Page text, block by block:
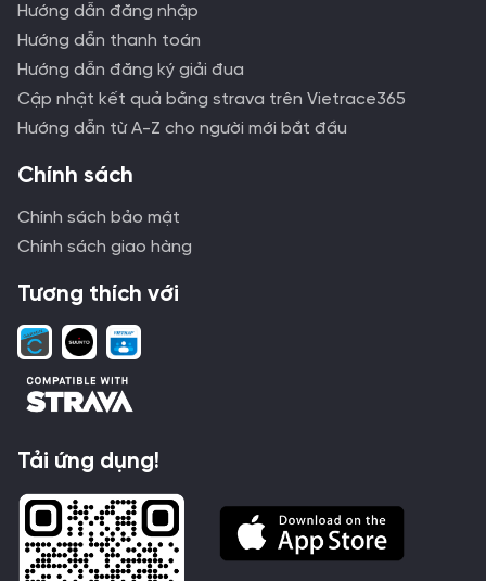
Hướng dẫn đăng nhập
Hướng dẫn thanh toán
Hướng dẫn đăng ký giải đua
Cập nhật kết quả bằng strava trên Vietrace365
Hướng dẫn từ A-Z cho người mới bắt đầu
Chính sách
Chính sách bảo mật
Chính sách giao hàng
Tương thích với
Tải ứng dụng!